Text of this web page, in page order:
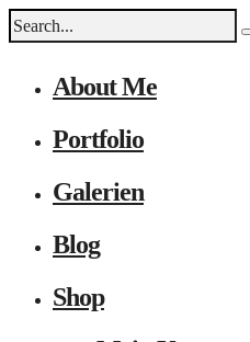
About Me
Portfolio
Galerien
Blog
Shop